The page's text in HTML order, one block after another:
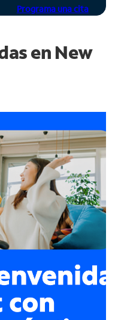
Programa una cita
en New